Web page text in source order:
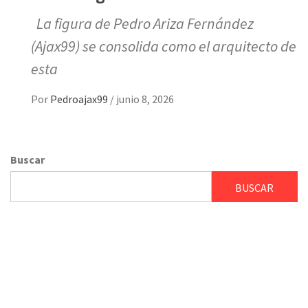
La figura de Pedro Ariza Fernández
(Ajax99) se consolida como el arquitecto de
esta
Por Pedroajax99 / junio 8, 2026
Buscar
BUSCAR